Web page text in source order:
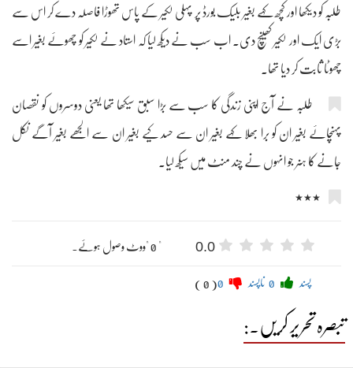
طلبہ کو دیکھا اور کچھ کہے بغیر بلیک بورڈ پر پہلی لکیر کے پاس تھوڑا فاصلہ دے کر اس سے
بڑی ایک اور لکیر کھینچ دی۔ اب سب نے دیکھ لیا کہ استاد نے لکیر کو چھوئے بغیر اسے
چھوٹا ثابت کر دیا تھا۔
طلبہ نے آج اپنی زندگی کا سب سے بڑا سبق سیکھا تھا یعنی دوسروں کو نقصان
پہنچائے بغیر ان کو برا بھلا کہے بغیر ان سے حسد کیے بغیر ان سے الجھے بغیر آگے نکل
جانے کا ہنر جو انہوں نے چند منٹ میں سیکھ لیا۔
٭٭٭
0.0 " 0 "ووٹ وصول ہوئے۔
پسند ناپسند ( 0 )
تبصرہ تحریر کریں۔: